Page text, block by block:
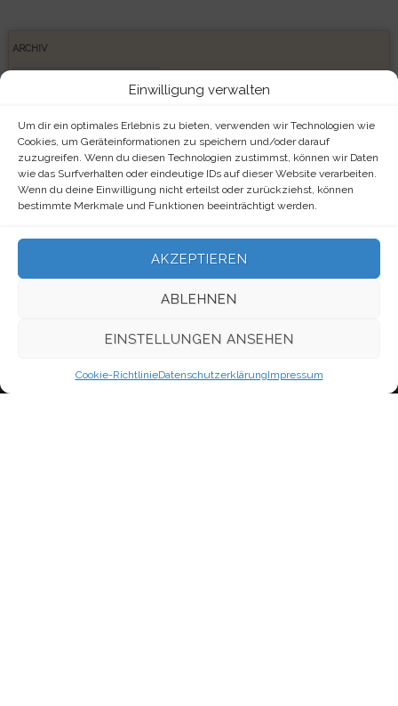
Einwilligung verwalten
Um dir ein optimales Erlebnis zu bieten, verwenden wir Technologien wie
Cookies, um Geräteinformationen zu speichern und/oder darauf
zuzugreifen. Wenn du diesen Technologien zustimmst, können wir Daten
wie das Surfverhalten oder eindeutige IDs auf dieser Website verarbeiten.
Wenn du deine Einwilligung nicht erteilst oder zurückziehst, können
bestimmte Merkmale und Funktionen beeinträchtigt werden.
AKZEPTIEREN
ABLEHNEN
EINSTELLUNGEN ANSEHEN
Cookie-RichtlinieDatenschutzerklärungImpressum
ARCHIV
Archiv
META
Eintrags-Feed
Kommentar-Feed